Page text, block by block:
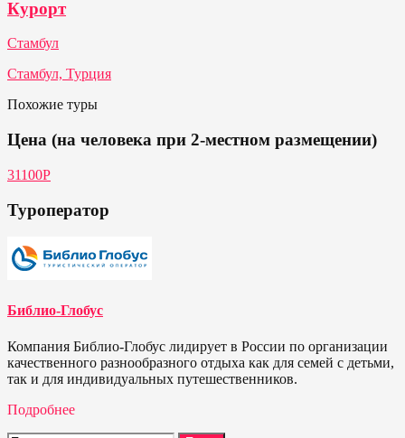
Курорт
Стамбул
Стамбул, Турция
Похожие туры
Цена (на человека при 2-местном размещении)
31100Р
Туроператор
Библио-Глобус
Компания Библио-Глобус лидирует в России по организации
качественного разнообразного отдыха как для семей с детьми,
так и для индивидуальных путешественников.
Подробнее